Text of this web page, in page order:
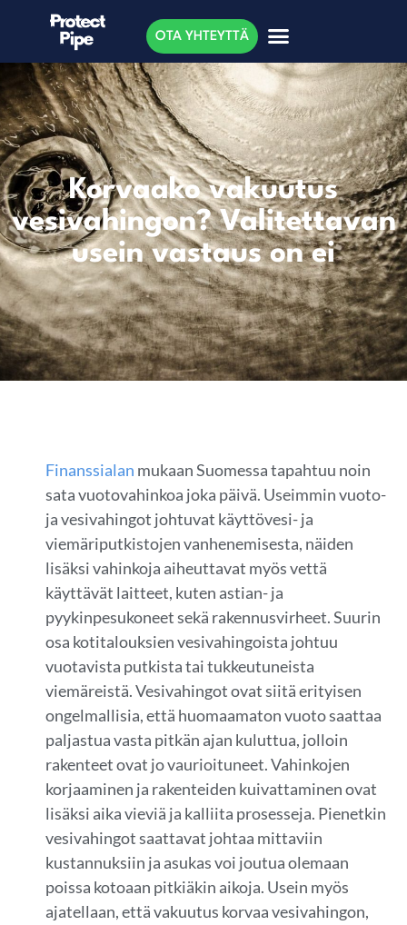
OTA YHTEYTTÄ
Korvaako vakuutus
vesivahingon? Valitettavan
usein vastaus on ei
Finanssialan mukaan Suomessa tapahtuu noin
sata vuotovahinkoa joka päivä. Useimmin vuoto-
ja vesivahingot johtuvat käyttövesi- ja
viemäriputkistojen vanhenemisesta, näiden
lisäksi vahinkoja aiheuttavat myös vettä
käyttävät laitteet, kuten astian- ja
pyykinpesukoneet sekä rakennusvirheet. Suurin
osa kotitalouksien vesivahingoista johtuu
vuotavista putkista tai tukkeutuneista
viemäreistä. Vesivahingot ovat siitä erityisen
ongelmallisia, että huomaamaton vuoto saattaa
paljastua vasta pitkän ajan kuluttua, jolloin
rakenteet ovat jo vaurioituneet. Vahinkojen
korjaaminen ja rakenteiden kuivattaminen ovat
lisäksi aika vieviä ja kalliita prosesseja. Pienetkin
vesivahingot saattavat johtaa mittaviin
kustannuksiin ja asukas voi joutua olemaan
poissa kotoaan pitkiäkin aikoja. Usein myös
ajatellaan, että vakuutus korvaa vesivahingon,